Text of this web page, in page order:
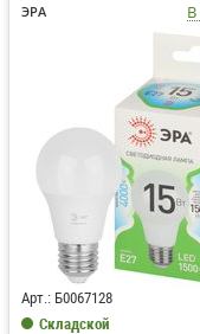
ЭРА
Код: 820120
Арт.: Б0067128
Складской